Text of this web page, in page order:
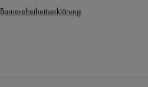
Barrierefreiheitserklärung